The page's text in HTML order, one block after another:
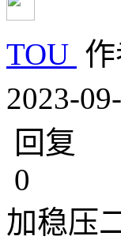
TOU
2023-
回复
0
加稳压